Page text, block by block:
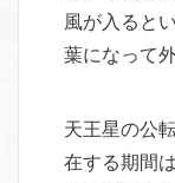
風が入ると
葉になって
天王星の公
在する期間